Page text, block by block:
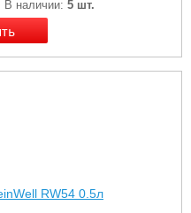
В наличии: 5 шт.
RW54 0.5л